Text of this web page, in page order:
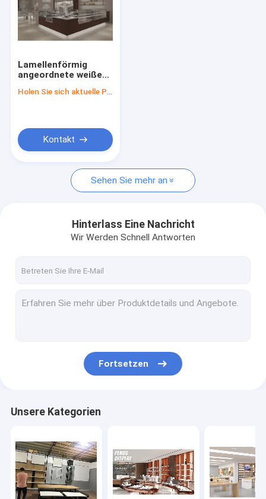
Lamellenförmig
angeordnete weiße
Anzeigen-
entgegengesetzt
Holen Sie sich aktuelle Preis
Kontakt
Sehen Sie mehr an
Hinterlass Eine Nachricht
Wir Werden Schnell Antworten
Fortsetzen
Unsere Kategorien